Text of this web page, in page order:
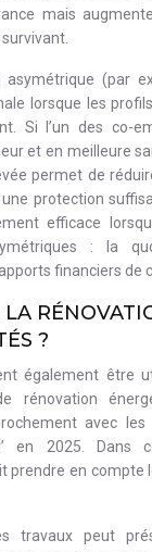
mais
asymétrique (par
lorsque les
Si l’un des co-
et en meilleure
permet de
protection
efficace
: la
financiers de
?
également être
rénovation
avec
en 2025. Dans
prendre en compte
travaux peut